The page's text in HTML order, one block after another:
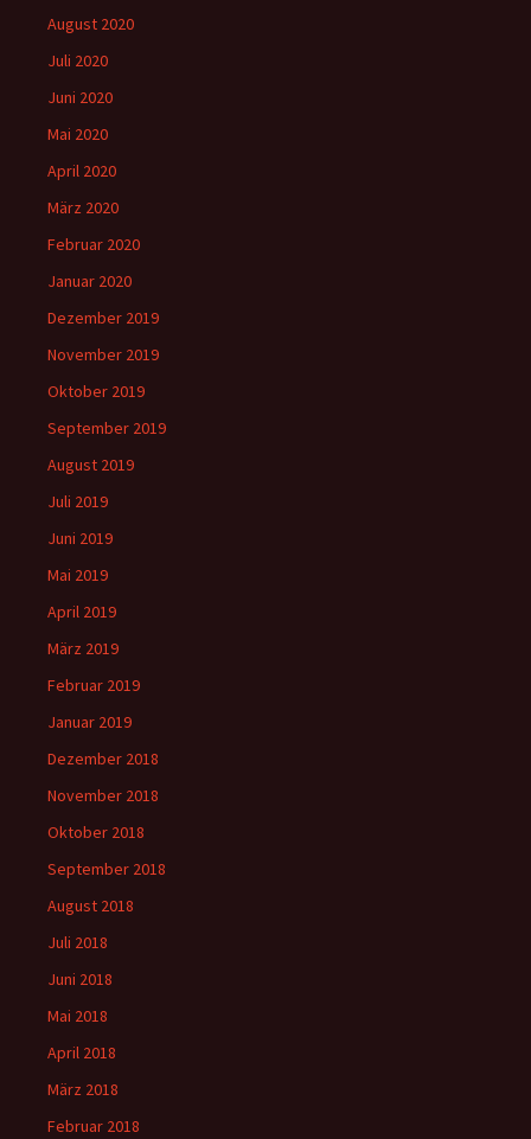
August 2020
Juli 2020
Juni 2020
Mai 2020
April 2020
März 2020
Februar 2020
Januar 2020
Dezember 2019
November 2019
Oktober 2019
September 2019
August 2019
Juli 2019
Juni 2019
Mai 2019
April 2019
März 2019
Februar 2019
Januar 2019
Dezember 2018
November 2018
Oktober 2018
September 2018
August 2018
Juli 2018
Juni 2018
Mai 2018
April 2018
März 2018
Februar 2018